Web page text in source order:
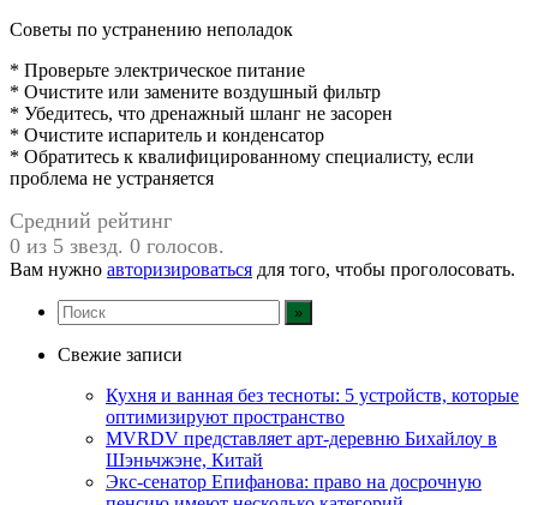
Советы по устранению неполадок
* Проверьте электрическое питание
* Очистите или замените воздушный фильтр
* Убедитесь, что дренажный шланг не засорен
* Очистите испаритель и конденсатор
* Обратитесь к квалифицированному специалисту, если
проблема не устраняется
Средний рейтинг
0 из 5 звезд. 0 голосов.
Вам нужно авторизироваться для того, чтобы проголосовать.
Свежие записи
Кухня и ванная без тесноты: 5 устройств, которые
оптимизируют пространство
MVRDV представляет арт-деревню Бихайлоу в
Шэньчжэне, Китай
Экс-сенатор Епифанова: право на досрочную